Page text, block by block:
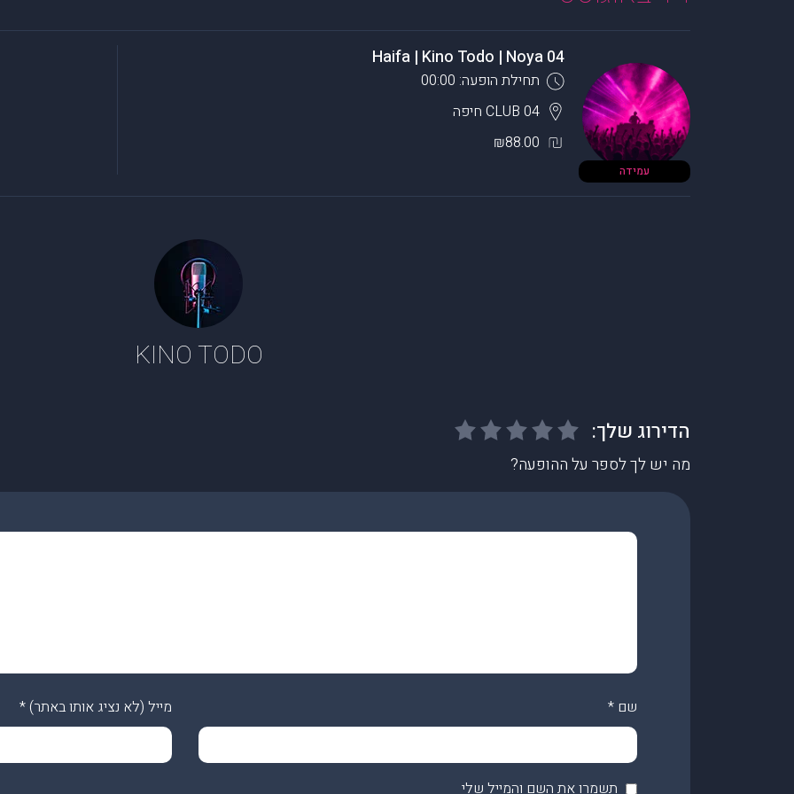
עמידה
04 Haifa | Kino Todo | Noya
תחילת הופעה: 00:00
CLUB 04 חיפה
₪88.00
KINO TODO
מה יש לך לספר על ההופעה?
שם * מייל (לא נציג אותו באתר) *
תשמרו את השם והמייל שלי